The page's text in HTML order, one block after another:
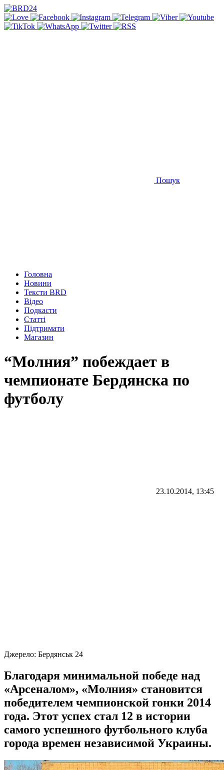
Пошук
Головна
Новини
Тексти BRD
Відео
Подкасти
Статті
Підтримати
Магазин
“Молния” побеждает в
чемпионате Бердянска по
футболу
23.10.2014, 13:45
Джерело: Бердянськ 24
Благодаря минимальной победе над
«Арсеналом», «Молния» становится
победителем чемпионской гонки 2014
года. Этот успех стал 12 в истории
самого успешного футбольного клуба
города времен независимой Украины.